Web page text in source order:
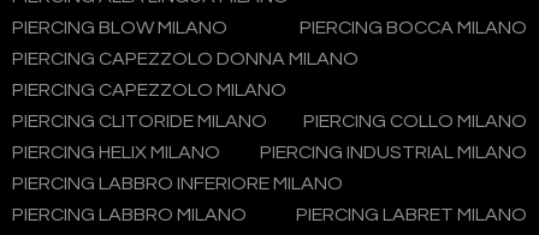
PIERCING BLOW MILANO
PIERCING BOCCA MILANO
PIERCING CAPEZZOLO DONNA MILANO
PIERCING CAPEZZOLO MILANO
PIERCING CLITORIDE MILANO
PIERCING COLLO MILANO
PIERCING HELIX MILANO
PIERCING INDUSTRIAL MILANO
PIERCING LABBRO INFERIORE MILANO
PIERCING LABBRO MILANO
PIERCING LABRET MILANO